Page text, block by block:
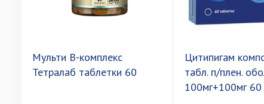
Мульти В-комплекс
Тетралаб таблетки 60
Цитипигам
табл. п/плен.
100мг+100мг